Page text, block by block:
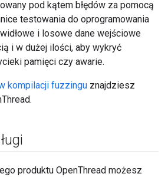
pod kątem błędów za pomocą
testowania do oprogramowania
i losowe dane wejściowe
i w dużej ilości, aby wykryć
pamięci czy awarie.
kompilacji fuzzingu znajdziesz
produktu OpenThread możesz